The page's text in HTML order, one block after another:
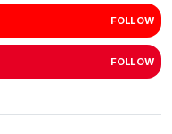
FOLLOW
FOLLOW